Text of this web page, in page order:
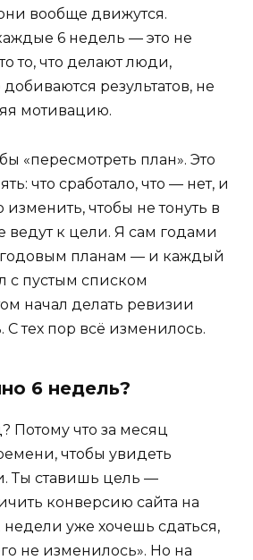
вообще движутся.
6 недель — это не
то, что делают люди,
результатов, не
мотивацию.
«пересмотреть план». Это
что сработало, что — нет, и
чтобы не тонуть в
ведут к цели. Я сам годами
годовым планам — и каждый
с пустым списком
начал делать ревизии
тех пор всё изменилось.
6 недель?
Потому что за месяц
чтобы увидеть
Ты ставишь цель —
конверсию сайта на
уже хочешь сдаться,
не изменилось». Но на